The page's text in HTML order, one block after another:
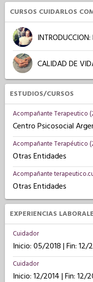
CURSOS CUIDARLOS
CALIDAD DE
ESTUDIOS/CURSOS
Acompañante Terapeutico
Centro Psicosocial
Acompañante Terapéutico
Otras Entidades
Acompañante
Otras Entidades
EXPERIENCIAS
Cuidador
Inicio: 05/2018 | Fin: 12/
Cuidador
Inicio: 12/2014 | Fin: 12/